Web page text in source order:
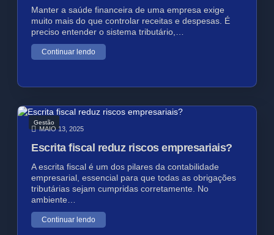
Manter a saúde financeira de uma empresa exige
muito mais do que controlar receitas e despesas. É
preciso entender o sistema tributário,…
Continuar lendo
Gestão
MAIO 13, 2025
Escrita fiscal reduz riscos empresariais?
A escrita fiscal é um dos pilares da contabilidade
empresarial, essencial para que todas as obrigações
tributárias sejam cumpridas corretamente. No
ambiente…
Continuar lendo